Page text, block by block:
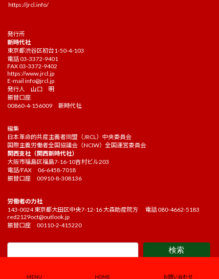
https://jrcl.info/
発行所
新時代社
東京都渋谷区初台1-50-4-103
電話 03-3372-9401
FAX 03-3372-9402
https://www.jrcl.jp
E-mail info@jrcl.jp
発行人 山口 明
振替口座
00860-4-156009 新時代社
編集
日本革命的共産主義者同盟（JRCL）中央委員会
国際主義労働者全国協議会（NCIW）全国運営委員会
関西支社（関西新時代社）
大阪市福島区福島7-16-10吉村ビル203
電話/FAX 06-6458-7018
振替口座 00910-8-308136
労働者の力社
143-0024 東京都大田区中央7-12-16 大森助産院方 電話 080-4662-5183
red2129oct@outlook.jp
振替口座 00110-2-415220
検索
MENU HOME お問い合わせ